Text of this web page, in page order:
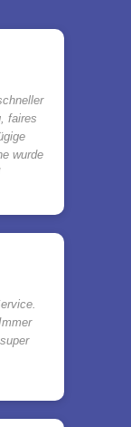
faires
wurde